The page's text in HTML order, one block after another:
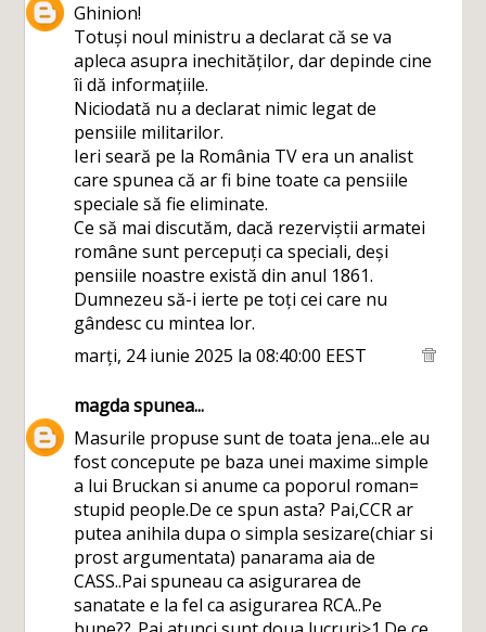
Ghinion!
Totuși noul ministru a declarat că se va
apleca asupra inechităților, dar depinde cine
îi dă informațiile.
Niciodată nu a declarat nimic legat de
pensiile militarilor.
Ieri seară pe la România TV era un analist
care spunea că ar fi bine toate ca pensiile
speciale să fie eliminate.
Ce să mai discutăm, dacă rezerviștii armatei
române sunt percepuți ca speciali, deși
pensiile noastre există din anul 1861.
Dumnezeu să-i ierte pe toți cei care nu
gândesc cu mintea lor.
marți, 24 iunie 2025 la 08:40:00 EEST
magdaspunea...
Masurile propuse sunt de toata jena...ele au
fost concepute pe baza unei maxime simple
a lui Bruckan si anume ca poporul roman=
stupid people.De ce spun asta? Pai,CCR ar
putea anihila dupa o simpla sesizare(chiar si
prost argumentata) panarama aia de
CASS..Pai spuneau ca asigurarea de
sanatate e la fel ca asigurarea RCA..Pe